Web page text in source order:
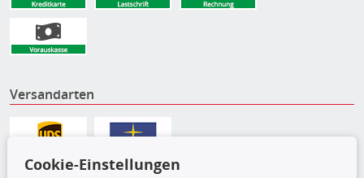
Versandarten
Cookie-Einstellungen